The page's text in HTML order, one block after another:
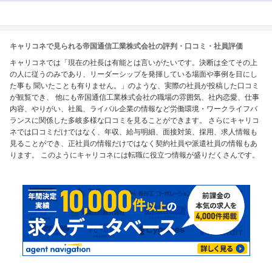
キャリコネで見られる帝国通信工業株式会社の評判・口コミ・社員評価
キャリコネでは「現在の社長は有能とは言いがたいです。決断は全てその上
の人に従うのみであり、リーダーシップを発揮している場面や事例を目にし
た事も 聞いたことも有りません。」のような、実際の社員が投稿した口コミ
が観覧でき、 他にも帝国通信工業株式会社の職場の雰囲気、社内恋愛、仕事
内容、やりがい、社風、ライバル企業の情報など労働環境・ワークライフバ
ランスに関係した多岐多様な口コミを見ることができます。 さらにキャリコ
ネでは口コミだけではなく、年収、給与明細、面接対策、採用、求人情報も
見ることができ、正社員の情報だけではなく契約社員や派遣社員の情報もあ
ります。 このようにキャリコネには転職に役立つ情報が盛りだくさんです。